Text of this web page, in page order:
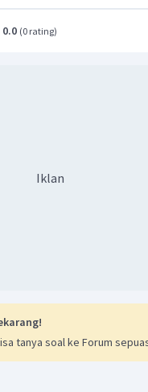
0.0 (0 rating)
Iklan
tanya soal ke Forum